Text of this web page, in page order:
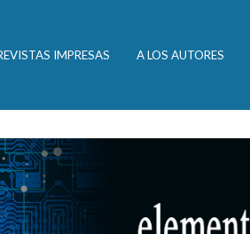
IMPRESAS A LOS AUTORES